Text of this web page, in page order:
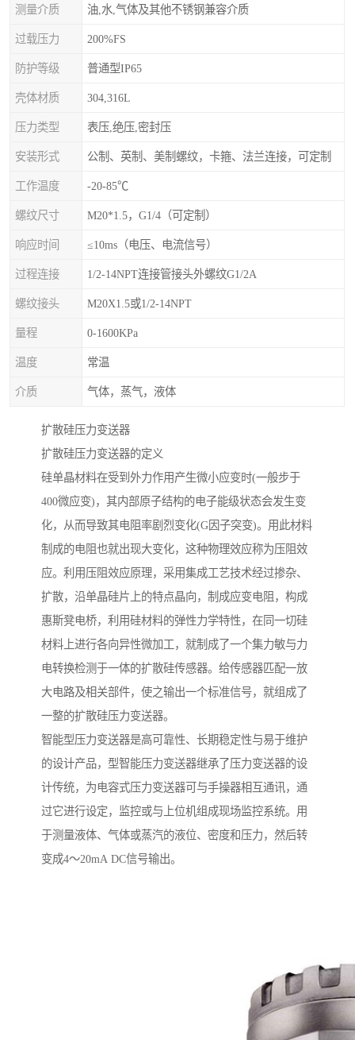
测量介质 油,水,气体及其他不锈钢兼容介质
过载压力 200%FS
防护等级 普通型IP65
壳体材质 304,316L
压力类型 表压,绝压,密封压
安装形式 公制、英制、美制螺纹，卡箍、法兰连接，可定制
工作温度 -20-85℃
螺纹尺寸 M20*1.5，G1/4（可定制）
响应时间 ≤10ms（电压、电流信号）
过程连接 1/2-14NPT连接管接头外螺纹G1/2A
螺纹接头 M20X1.5或1/2-14NPT
量程 0-1600KPa
温度 常温
介质 气体，蒸气，液体
扩散硅压力变送器
扩散硅压力变送器的定义
硅单晶材料在受到外力作用产生微小应变时(一般步于
400微应变)，其内部原子结构的电子能级状态会发生变
化，从而导致其电阻率剧烈变化(G因子突变)。用此材料
制成的电阻也就出现大变化，这种物理效应称为压阻效
应。利用压阻效应原理，采用集成工艺技术经过掺杂、
扩散，沿单晶硅片上的特点晶向，制成应变电阻，构成
惠斯凳电桥，利用硅材料的弹性力学特性，在同一切硅
材料上进行各向异性微加工，就制成了一个集力敏与力
电转换检测于一体的扩散硅传感器。给传感器匹配一放
大电路及相关部件，使之输出一个标准信号，就组成了
一整的扩散硅压力变送器。
智能型压力变送器是高可靠性、长期稳定性与易于维护
的设计产品，型智能压力变送器继承了压力变送器的设
计传统，为电容式压力变送器可与手操器相互通讯，通
过它进行设定，监控或与上位机组成现场监控系统。用
于测量液体、气体或蒸汽的液位、密度和压力，然后转
变成4～20mA DC信号输出。